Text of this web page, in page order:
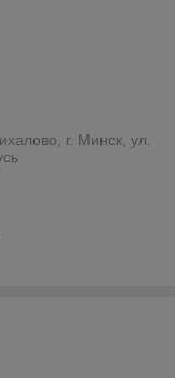
г. Минск, ул.